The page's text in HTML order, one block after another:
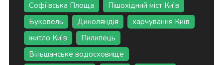
Софіївська Площа
Пішохідний міст Київ
Буковель
Диноляндія
харчування Київ
житло Київ
Пилипець
Вільшанське водосховище